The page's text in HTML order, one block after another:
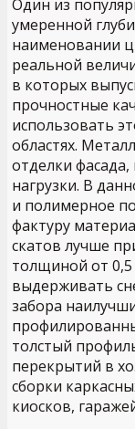
Один из
умеренной
наименовании
реальной
в которых
прочностные
использовать
областях.
отделки фасада,
нагрузки. В
и полимерное
фактуру
скатов лучше
толщиной от
выдерживать
забора
толстый
перекрытий в
сборки
киосков,